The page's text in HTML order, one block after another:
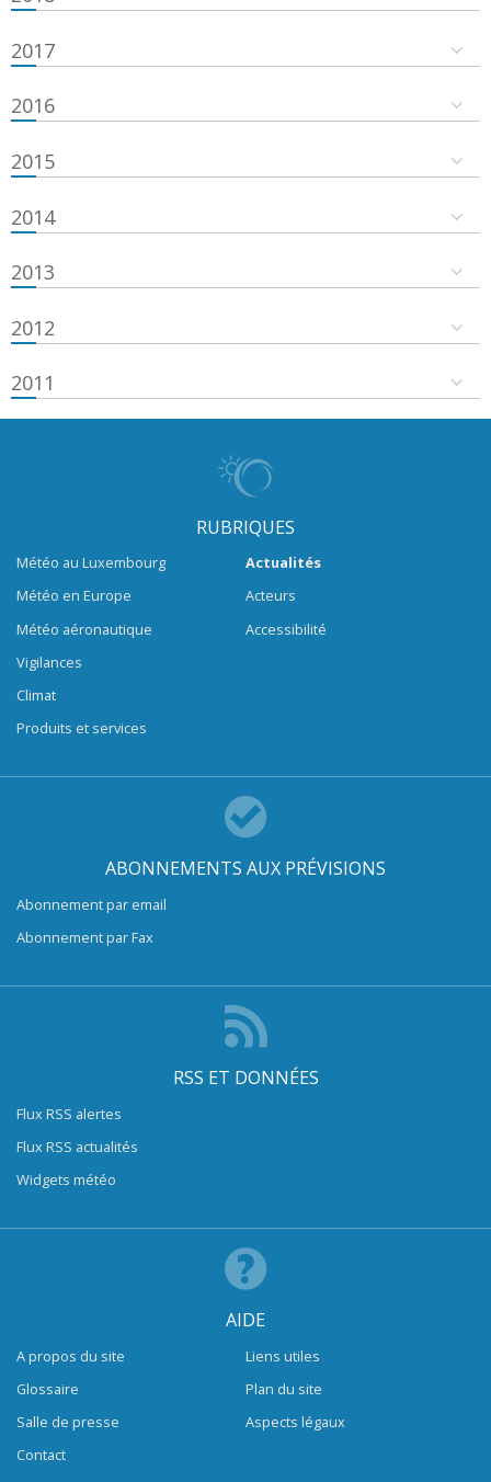
2017
2016
2015
2014
2013
2012
2011
RUBRIQUES
Météo au Luxembourg
Météo en Europe
Météo aéronautique
Vigilances
Climat
Produits et services
Actualités
Acteurs
Accessibilité
ABONNEMENTS AUX PRÉVISIONS
Abonnement par email
Abonnement par Fax
RSS ET DONNÉES
Flux RSS alertes
Flux RSS actualités
Widgets météo
AIDE
A propos du site
Glossaire
Salle de presse
Contact
Liens utiles
Plan du site
Aspects légaux